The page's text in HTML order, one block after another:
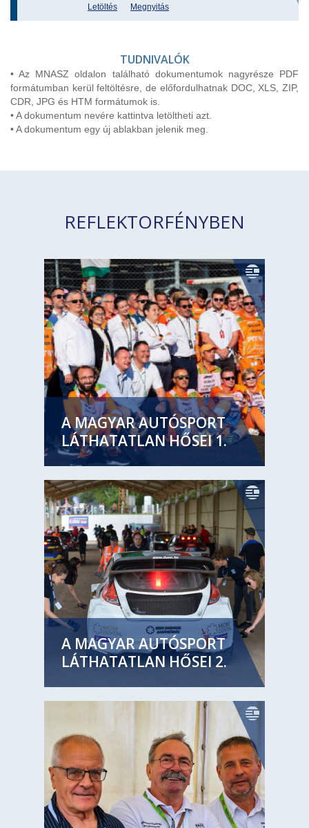
Letöltés Megnyitás
TUDNIVALÓK
• Az MNASZ oldalon található dokumentumok nagyrésze PDF
formátumban kerül feltöltésre, de előfordulhatnak DOC, XLS, ZIP,
CDR, JPG és HTM formátumok is.
• A dokumentum nevére kattintva letöltheti azt.
• A dokumentum egy új ablakban jelenik meg.
REFLEKTORFÉNYBEN
A MAGYAR AUTÓSPORT
LÁTHATATLAN HŐSEI 1.
A MAGYAR AUTÓSPORT
LÁTHATATLAN HŐSEI 2.